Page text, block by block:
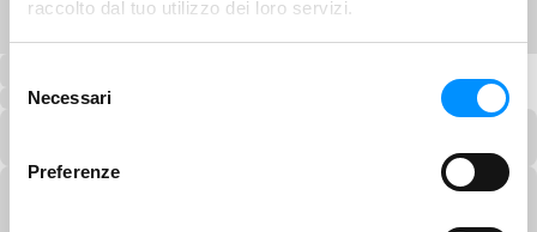
raccolto dal tuo utilizzo dei loro servizi.
delNecessari
Preferenze